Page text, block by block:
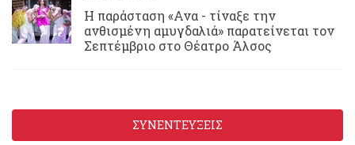
Η παράσταση «Ανα - τίναξε την
ανθισμένη αμυγδαλιά» παρατείνεται τον
Σεπτέμβριο στο Θέατρο Άλσος
ΣΥΝΕΝΤΕΥΞΕΙΣ